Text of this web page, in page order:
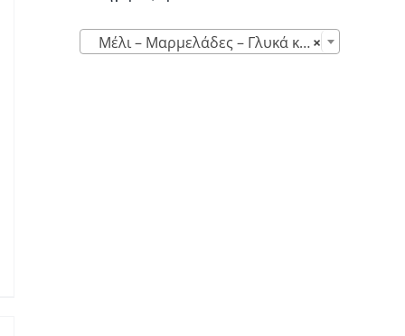
×
Μέλι – Μαρμελάδες – Γλυκά κουταλιού (15)